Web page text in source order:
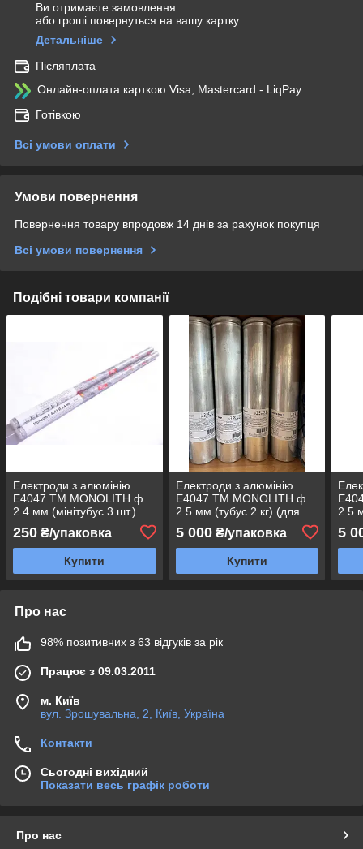
Ви отримаєте замовлення
або гроші повернуться на вашу картку
Детальніше
Післяплата
Онлайн-оплата карткою Visa, Mastercard - LiqPay
Готівкою
Всі умови оплати
Умови повернення
Повернення товару впродовж 14 днів за рахунок покупця
Всі умови повернення
Подібні товари компанії
Електроди з алюмінію
Е4047 ТМ MONOLITH ф
2.4 мм (мінітубус 3 шт.)
алюмінію)
250 ₴/упаковка
Купити
Електроди з алюмінію
Е4047 ТМ MONOLITH ф
2.5 мм (тубус 2 кг) (для
5 000₴/упаковка
Купити
2.5
5
Про нас
98% позитивних з 63 відгуків за рік
Працює з 09.03.2011
м. Київ
вул. Зрошувальна, 2, Київ, Україна
Контакти
Сьогодні вихідний
Показати весь графік роботи
Про нас